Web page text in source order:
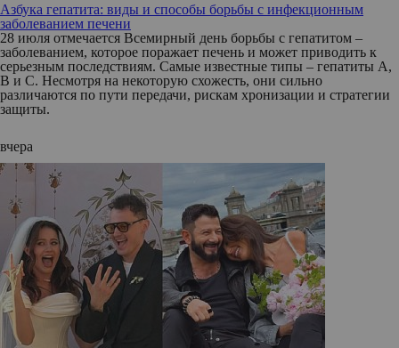
Азбука гепатита: виды и способы борьбы с инфекционным
заболеванием печени
28 июля отмечается Всемирный день борьбы с гепатитом –
заболеванием, которое поражает печень и может приводить к
серьезным последствиям. Самые известные типы – гепатиты А,
В и С. Несмотря на некоторую схожесть, они сильно
различаются по пути передачи, рискам хронизации и стратегии
защиты.
вчера